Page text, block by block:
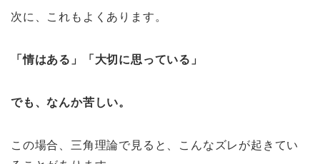
次に、これもよくあります。
「情はある」「大切に思っている」
でも、なんか苦しい。
この場合、三角理論で見ると、こんなズレが起きてい